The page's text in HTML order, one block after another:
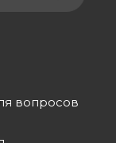
вопросов